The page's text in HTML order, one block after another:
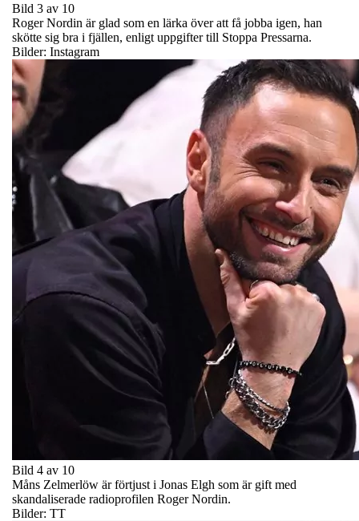
Bild 3 av 10
Roger Nordin är glad som en lärka över att få jobba igen, han
skötte sig bra i fjällen, enligt uppgifter till Stoppa Pressarna.
Bilder: Instagram
Bild 4 av 10
Måns Zelmerlöw är förtjust i Jonas Elgh som är gift med
skandaliserade radioprofilen Roger Nordin.
Bilder: TT